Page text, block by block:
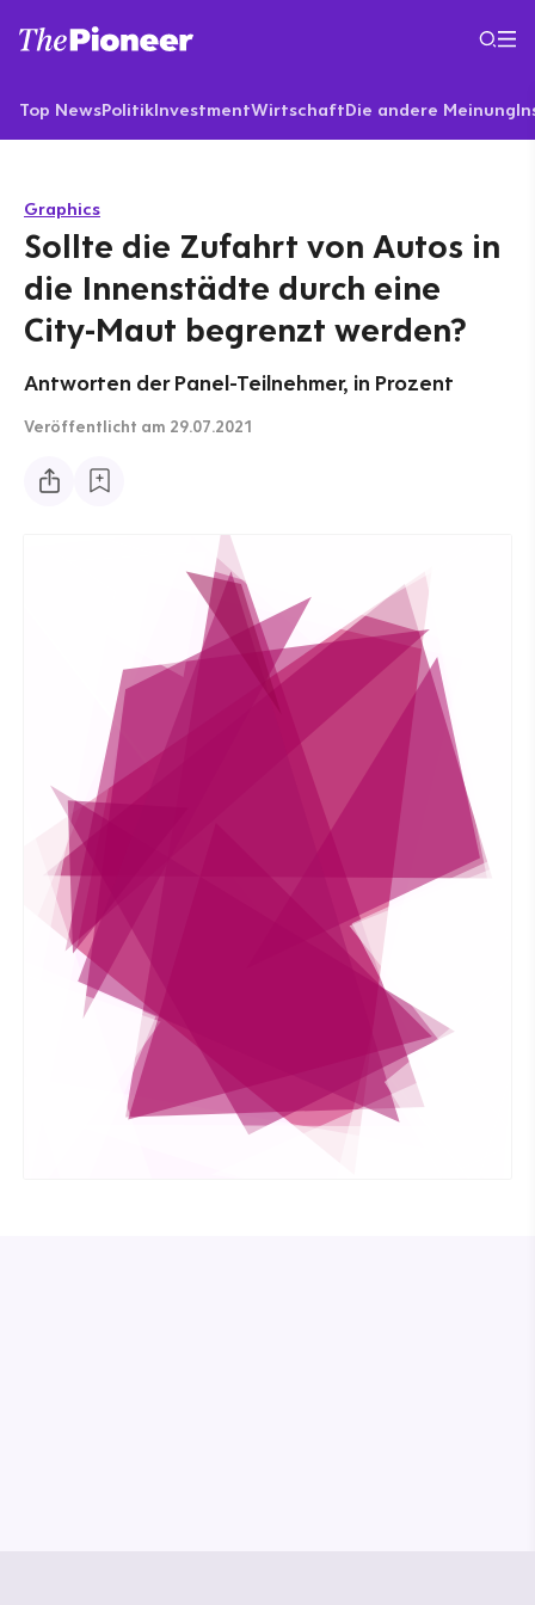
Top NewsPolitikInvestmentWirtschaftDie andere Meinung
Graphics
Sollte die Zufahrt von Autos in
die Innenstädte durch eine
City-Maut begrenzt werden?
Antworten der Panel-Teilnehmer, in Prozent
Veröffentlicht am 29.07.2021